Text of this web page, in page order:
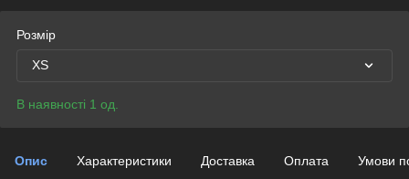
Розмір
XS
В наявності 1 од.
Опис Характеристики Доставка Оплата Умови